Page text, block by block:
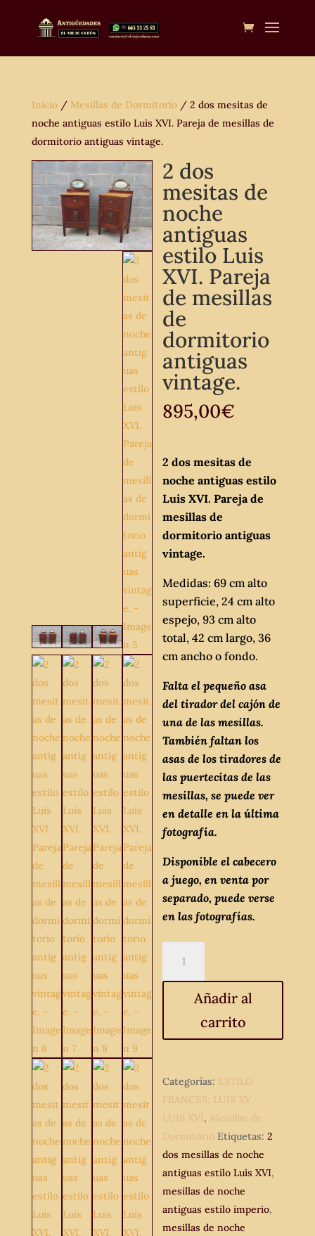
Inicio/ Mesillas de Dormitorio/ 2 dos mesitas de
noche antiguas estilo Luis XVI. Pareja de mesillas de
dormitorio antiguas vintage.
2 dos
mesitas de
noche
antiguas
estilo Luis
XVI. Pareja
de mesillas
de
dormitorio
antiguas
vintage.
895,00€
2 dos mesitas de
noche antiguas estilo
Luis XVI. Pareja de
mesillas de
dormitorio antiguas
vintage.
Medidas: 69 cm alto
superficie, 24 cm alto
espejo, 93 cm alto
total, 42 cm largo, 36
cm ancho o fondo.
Falta el pequeño asa
del tirador del cajón de
una de las mesillas.
También faltan los
asas de los tiradores de
las puertecitas de las
mesillas, se puede ver
en detalle en la última
fotografía.
Disponible el cabecero
a juego, en venta por
separado, puede verse
en las fotografías.
mesitas
antiguas
Luis
XVI.
Pareja
de
mesillas
de
dormitorio
antiguas
vintage.
Añadir al
carrito
Categorías: ESTILO
FRANCÉS: LUIS XV -
LUIS XVI, Mesillas de
Dormitorio Etiquetas:2
dos mesillas de noche
antiguas estilo Luis XVI,
mesillas de noche
antiguas estilo imperio,
mesillas de noche